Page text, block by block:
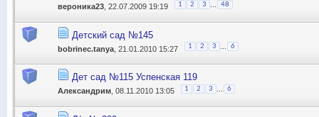
вероника23 , 22.07.2009 19:19 1 2 3 48
Детский сад №145
bobrinec.tanya , 21.01.2010 15:27 1 2 3 ... 6
Дет сад №115 Успенская 119
Александрим , 08.11.2010 13:05 1 2 3 6